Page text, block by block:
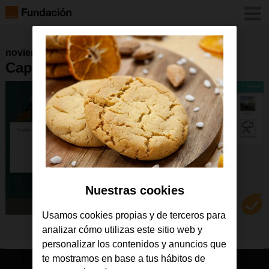
noviembre 2016
Captura aplicación DictaPicto
Nuestras cookies
Usamos cookies propias y de terceros para
analizar cómo utilizas este sitio web y
personalizar los contenidos y anuncios que
te mostramos en base a tus hábitos de